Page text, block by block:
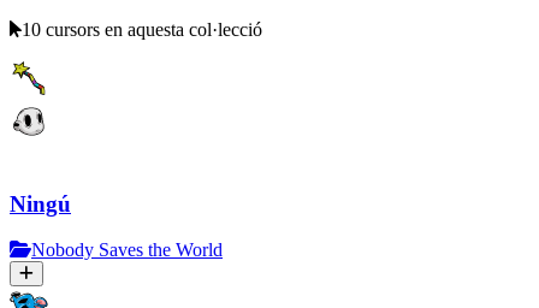
10 cursors en aquesta col·lecció
Ningú
Nobody Saves the World